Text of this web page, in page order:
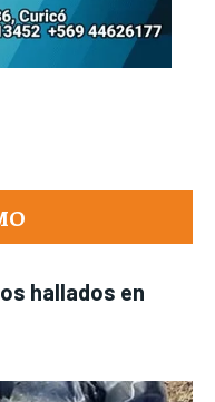
hallados en